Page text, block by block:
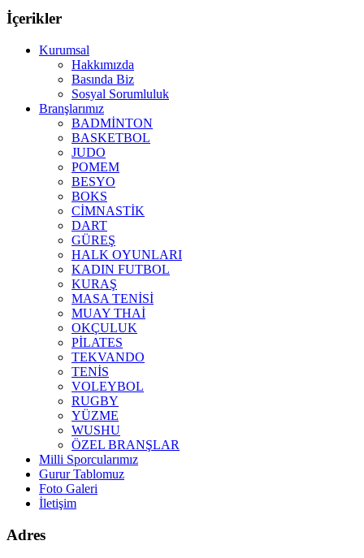
İçerikler
Kurumsal
Hakkımızda
Basında Biz
Sosyal Sorumluluk
Branşlarımız
BADMİNTON
BASKETBOL
JUDO
POMEM
BESYO
BOKS
CİMNASTİK
DART
GÜREŞ
HALK OYUNLARI
KADIN FUTBOL
KURAŞ
MASA TENİSİ
MUAY THAİ
OKÇULUK
PİLATES
TEKVANDO
TENİS
VOLEYBOL
RUGBY
YÜZME
WUSHU
ÖZEL BRANŞLAR
Milli Sporcularımız
Gurur Tablomuz
Foto Galeri
İletişim
Adres